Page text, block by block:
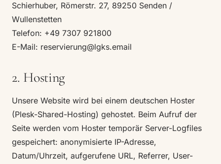
Schierhuber, Römerstr. 27, 89250 Senden /
Wullenstetten
Telefon: +49 7307 921800
E-Mail: reservierung@lgks.email
2. Hosting
Unsere Website wird bei einem deutschen Hoster
(Plesk-Shared-Hosting) gehostet. Beim Aufruf der
Seite werden vom Hoster temporär Server-Logfiles
gespeichert: anonymisierte IP-Adresse,
Datum/Uhrzeit, aufgerufene URL, Referrer, User-